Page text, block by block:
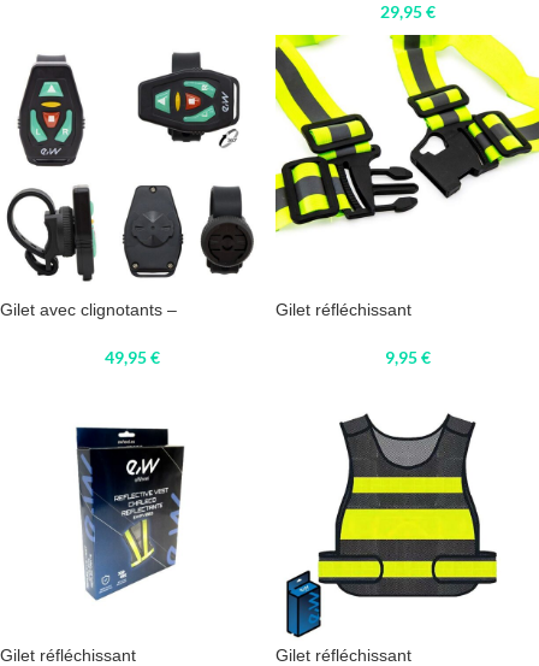
29,95€
Gilet avec clignotants –
49,95€
Gilet réfléchissant
9,95€
Gilet réfléchissant Gilet réfléchissant